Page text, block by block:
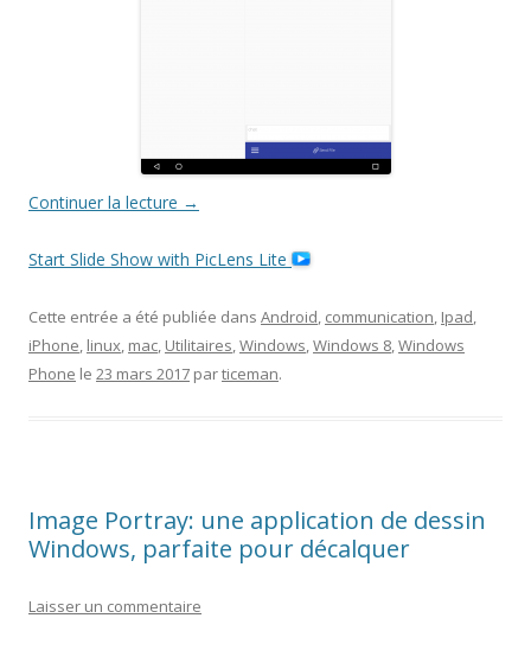
Continuer la lecture →
Start Slide Show with PicLens Lite
Cette entrée a été publiée dans Android, communication, Ipad,
iPhone, linux, mac, Utilitaires,Windows,Windows 8,Windows
Phone le 23 mars 2017 particeman.
Image Portray: une application de dessin
Windows, parfaite pour décalquer
Laisser un commentaire